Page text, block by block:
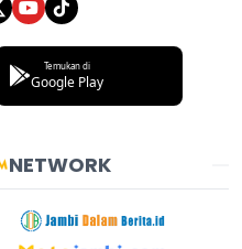
Temukan di
Google Play
NETWORK